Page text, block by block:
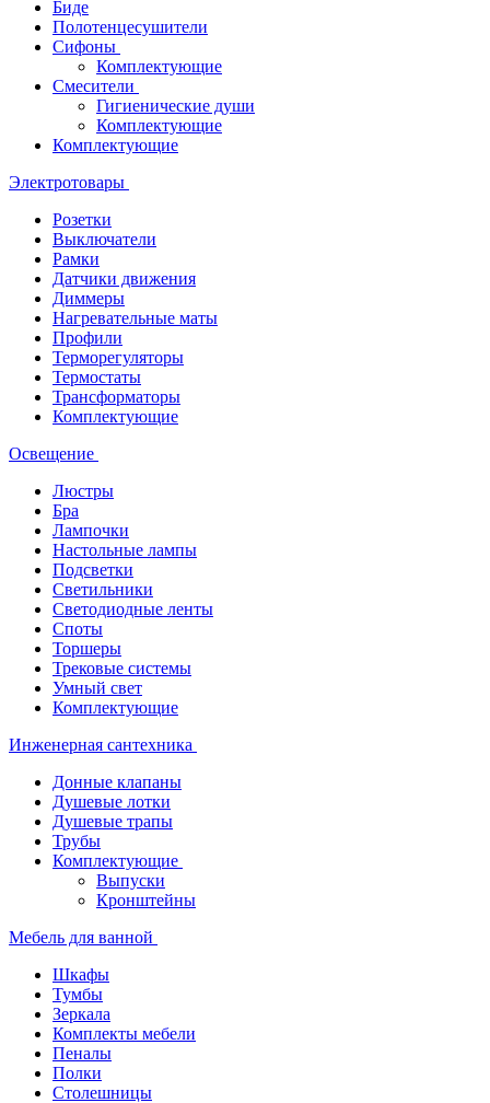
Биде
Полотенцесушители
Сифоны
Комплектующие
Смесители
Гигиенические души
Комплектующие
Комплектующие
Электротовары
Розетки
Выключатели
Рамки
Датчики движения
Диммеры
Нагревательные маты
Профили
Терморегуляторы
Термостаты
Трансформаторы
Комплектующие
Освещение
Люстры
Бра
Лампочки
Настольные лампы
Подсветки
Светильники
Светодиодные ленты
Споты
Торшеры
Трековые системы
Умный свет
Комплектующие
Инженерная сантехника
Донные клапаны
Душевые лотки
Душевые трапы
Трубы
Комплектующие
Выпуски
Кронштейны
Мебель для ванной
Шкафы
Тумбы
Зеркала
Комплекты мебели
Пеналы
Полки
Столешницы